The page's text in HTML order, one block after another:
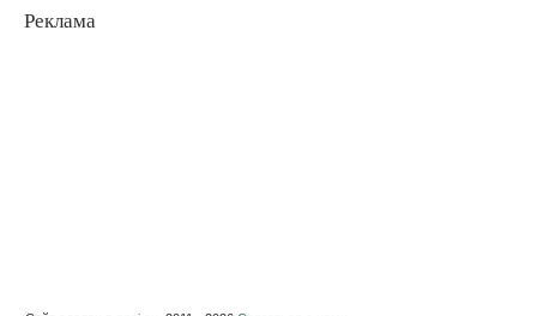
Реклама